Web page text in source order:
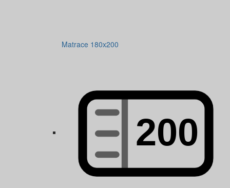
Matrace 180x200